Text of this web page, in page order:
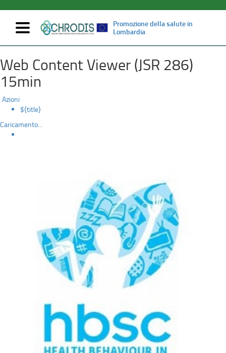
al
contenuto
principale
Sistema
di
sorveglianza
HBSC
Mostra/nascondi
navigazione
Promozione della salute in
Lombardia
Web Content Viewer (JSR 286)
15min
Azioni
${title}
Caricamento...